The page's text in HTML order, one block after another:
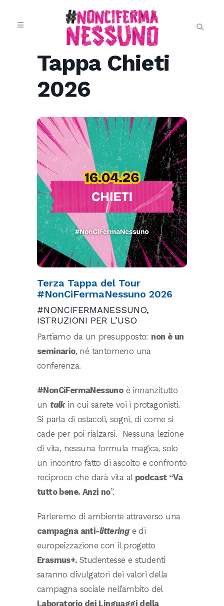
Tappa Chieti
2026
Terza Tappa del Tour
#NonCiFermaNessuno 2026
#NONCIFERMANESSUNO,
ISTRUZIONI PER L’USO
Partiamo da un presupposto: non è un
seminario, né tantomeno una
conferenza.
#NonCiFermaNessunoè innanzitutto
untalkin cui sarete voi i protagonisti.
Si parla di ostacoli, sogni, di come si
cade per poi rialzarsi.
Nessuna lezione
di vita, nessuna formula magica, solo
un incontro fatto di ascolto e confronto
reciproco che darà vita al podcast “Va
tutto bene. Anzi no”.
Parleremo di ambiente attraverso una
campagna anti-littering e di
europeizzazione con il progetto
Erasmus+. Studentesse e studenti
saranno divulgatori dei valori della
campagna sociale nell’ambito del
Laboratorio dei Linguaggi della